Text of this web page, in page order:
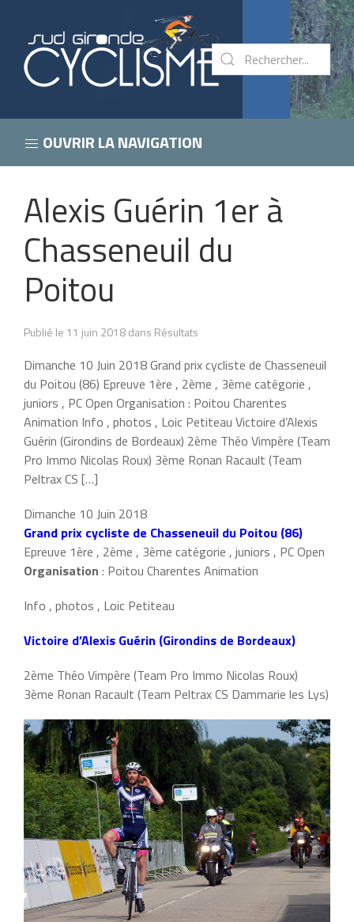
OUVRIR LA NAVIGATION
Alexis Guérin 1er à
Chasseneuil du
Poitou
Publié le 11 juin 2018 dans Résultats
Dimanche 10 Juin 2018 Grand prix cycliste de Chasseneuil
du Poitou (86) Epreuve 1ère , 2ème , 3ème catégorie ,
juniors , PC Open Organisation : Poitou Charentes
Animation Info , photos , Loic Petiteau Victoire d’Alexis
Guérin (Girondins de Bordeaux) 2ème Théo Vimpère (Team
Pro Immo Nicolas Roux) 3ème Ronan Racault (Team
Peltrax CS […]
Dimanche 10 Juin 2018
Grand prix cycliste de Chasseneuil du Poitou (86)
Epreuve 1ère , 2ème , 3ème catégorie , juniors , PC Open
Organisation : Poitou Charentes Animation
Info , photos , Loic Petiteau
Victoire d’Alexis Guérin (Girondins de Bordeaux)
2ème Théo Vimpère (Team Pro Immo Nicolas Roux)
3ème Ronan Racault (Team Peltrax CS Dammarie les Lys)